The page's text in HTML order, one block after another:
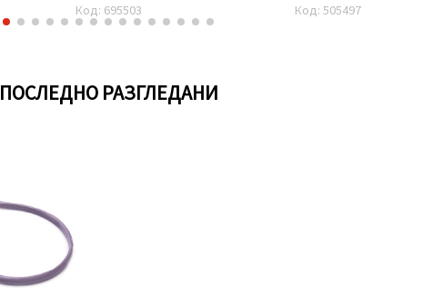
Код: 695503 Код: 505497
ПОСЛЕДНО РАЗГЛЕДАНИ